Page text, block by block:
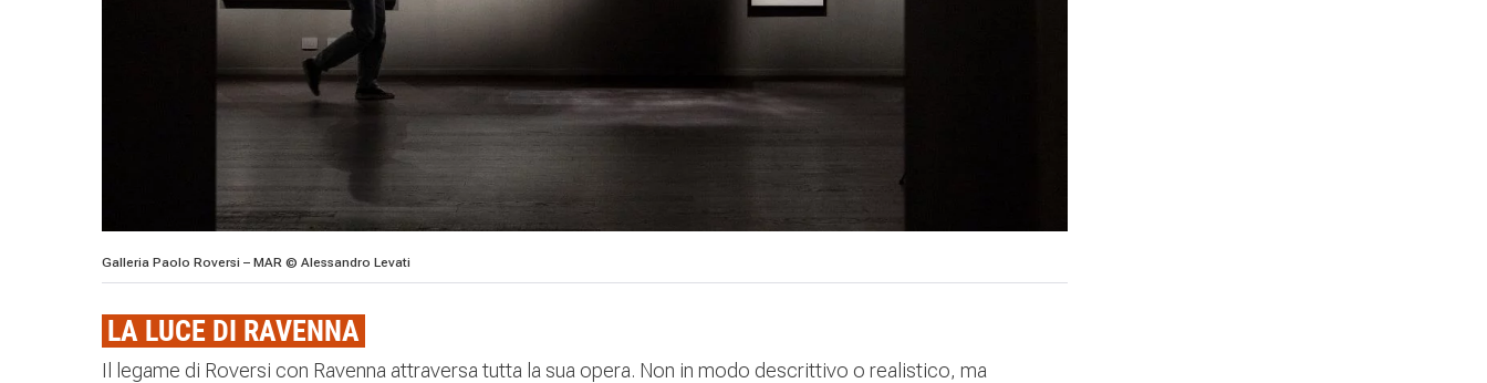
Galleria Paolo Roversi – MAR © Alessandro Levati
LA LUCE DI RAVENNA
Il legame di Roversi con Ravenna attraversa tutta la sua opera. Non in modo descrittivo o realistico, ma